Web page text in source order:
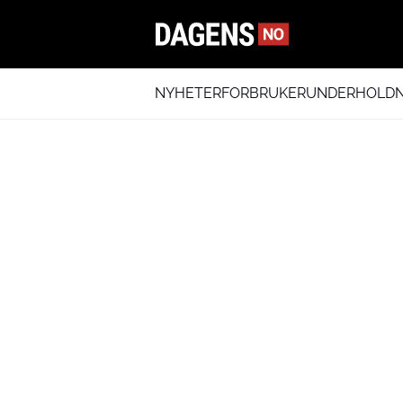
NYHETERFORBRUKER